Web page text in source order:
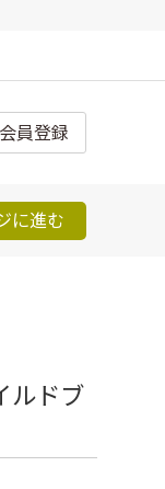
員登録
に進む
ルドブ